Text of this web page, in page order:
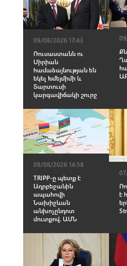
09/08/2026 17:43
Ռուսաստանն ու
Սիրիան
համաձայնության են
եկել Խմեյմիմի և
Տարտուսի
կարգավիճակի շուրջ
08/08/2026 14:58
TRIPP-ը պետք է
Ադրբեջանին
ապահովի
Նախիջևան
անխոչընդոտ
մուտքով. ԱՄՆ
է